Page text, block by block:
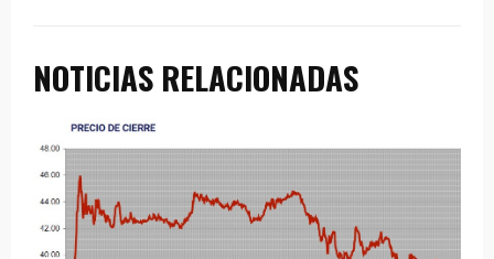
NOTICIAS RELACIONADAS